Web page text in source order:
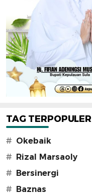
TAG TERPOPULER
# Okebaik
# Rizal Marsaoly
# Bersinergi
# Baznas